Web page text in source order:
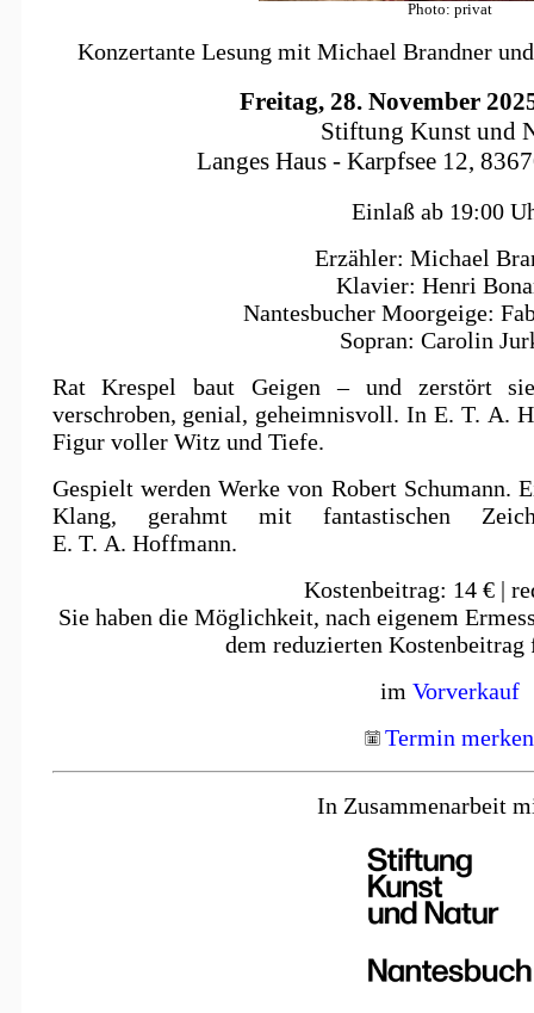
Photo: privat
Konzertante Lesung mit Michael Brandner
Freitag, 28. November
Stiftung Kunst und
Langes Haus - Karpfsee 12,
Einlaß ab 19:00
Erzähler: Michael
Klavier: Henri
Nantesbucher Moorgeige:
Sopran: Carolin
Rat Krespel baut Geigen – und zerstört
verschroben, genial, geheimnisvoll. In E. T. A.
Figur voller Witz und Tiefe.
Gespielt werden Werke von Robert Schumann.
Klang, gerahmt mit fantastischen
E. T. A. Hoffmann.
Kostenbeitrag: 14 € |
Sie haben die Möglichkeit, nach eigenem
dem reduzierten Kostenbeitrag
im Vorverkauf
Termin merken
In Zusammenarbeit